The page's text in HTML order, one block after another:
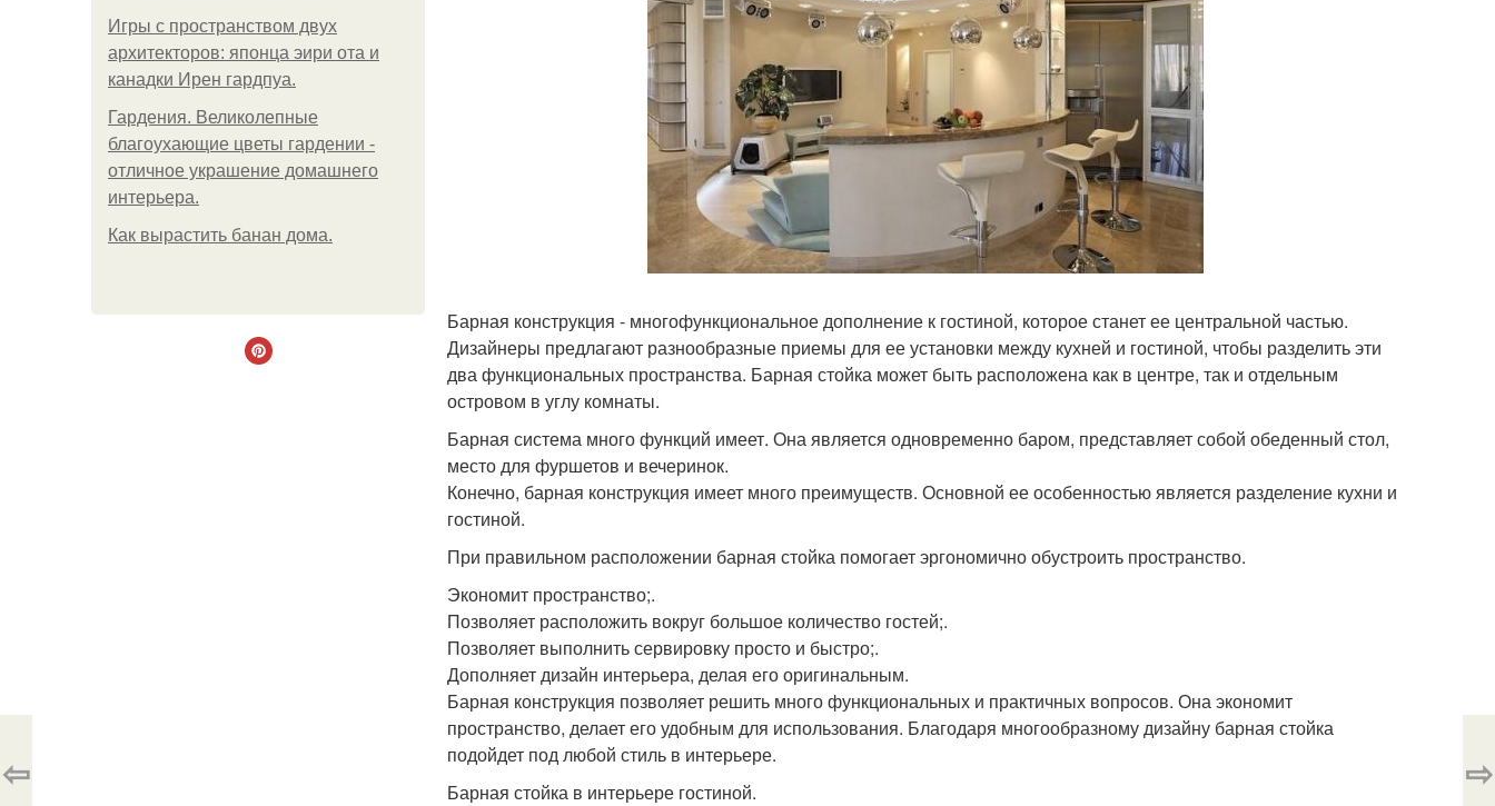
Игры с пространством двух
архитекторов: японца эири ота и
канадки Ирен гардпуа.
Гардения. Великолепные
благоухающие цветы гардении -
отличное украшение домашнего
интерьера.
Как вырастить банан дома.
Барная конструкция - многофункциональное дополнение к гостиной, которое станет ее центральной частью.
Дизайнеры предлагают разнообразные приемы для ее установки между кухней и гостиной, чтобы разделить эти
два функциональных пространства. Барная стойка может быть расположена как в центре, так и отдельным
островом в углу комнаты.
Барная система много функций имеет. Она является одновременно баром, представляет собой обеденный стол,
место для фуршетов и вечеринок.
Конечно, барная конструкция имеет много преимуществ. Основной ее особенностью является разделение кухни и
гостиной.
При правильном расположении барная стойка помогает эргономично обустроить пространство.
Экономит пространство;.
Позволяет расположить вокруг большое количество гостей;.
Позволяет выполнить сервировку просто и быстро;.
Дополняет дизайн интерьера, делая его оригинальным.
Барная конструкция позволяет решить много функциональных и практичных вопросов. Она экономит
пространство, делает его удобным для использования. Благодаря многообразному дизайну барная стойка
подойдет под любой стиль в интерьере.
Барная стойка в интерьере гостиной.
⇦ ⇨